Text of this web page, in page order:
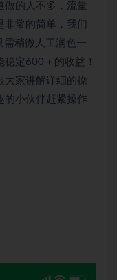
做的人不多，流量
常的简单，我们
需稍微人工润色一
稳定600＋的收益！
大家讲解详细的操
的小伙伴赶紧操作